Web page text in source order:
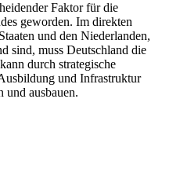
Faktor für die
geworden. Im direkten
und den Niederlanden,
sind, muss Deutschland die
durch strategische
und Infrastruktur
und ausbauen.